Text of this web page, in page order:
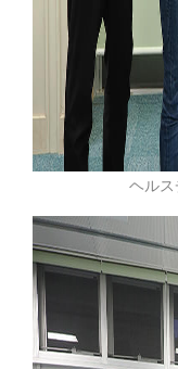
ヘル